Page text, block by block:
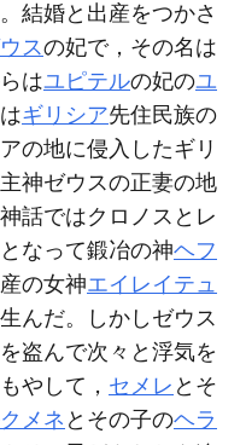
結婚と出産をつかさ
スの妃で，その名は
はユピテルの妃のユ
ギリシア先住民族の
の地に侵入したギリ
神ゼウスの正妻の地
話ではクロノスとレ
なって鍛冶の神ヘフ
産の女神エイレイテュ
んだ。しかしゼウス
盗んで次々と浮気を
やして， セメレ とそ
メネ とその子のヘラ